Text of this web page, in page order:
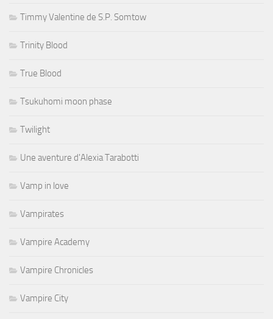
Timmy Valentine de S.P. Somtow
Trinity Blood
True Blood
Tsukuhomi moon phase
Twilight
Une aventure d'Alexia Tarabotti
Vamp in love
Vampirates
Vampire Academy
Vampire Chronicles
Vampire City